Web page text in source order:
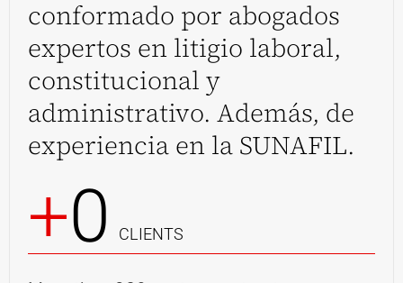
conformado por abogados
expertos en litigio laboral,
constitucional y
administrativo. Además, de
experiencia en la SUNAFIL.
+0 CLIENTS